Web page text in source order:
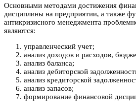
Основными методами достижения
дисциплины на предприятии, а также
антикризисного менеджмента
являются:
управленческий учет;
анализ доходов и расходов,
анализ баланса;
анализ дебиторской
анализ кредиторской
анализ запасов;
формирование финансовой